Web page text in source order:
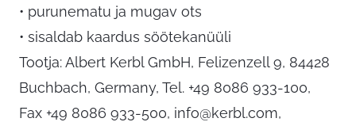
• purunematu ja mugav ots
• sisaldab kaardus söötekanüüli
Tootja: Albert Kerbl GmbH, Felizenzell 9, 84428
Buchbach, Germany, Tel. +49 8086 933-100,
Fax +49 8086 933-500, info@kerbl.com,